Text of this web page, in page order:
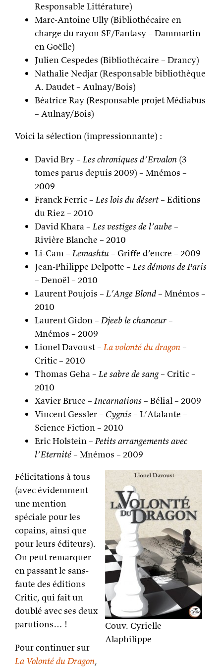
Responsable Littérature)
Marc-Antoine Ully (Bibliothécaire en
charge du rayon SF/Fantasy – Dammartin
en Goëlle)
Julien Cespedes (Bibliothécaire – Drancy)
Nathalie Nedjar (Responsable bibliothèque
A. Daudet – Aulnay/Bois)
Béatrice Ray (Responsable projet Médiabus
– Aulnay/Bois)
Voici la sélection (impressionnante) :
David Bry – Les chroniques d’Ervalon (3
tomes parus depuis 2009) – Mnémos –
2009
Franck Ferric – Les lois du désert– Editions
du Riez – 2010
David Khara – Les vestiges de l’aube–
Rivière Blanche – 2010
Li-Cam – Lemashtu – Griffe d’encre – 2009
Jean-Philippe Delpotte – Les démons de Paris
– Denoël – 2010
Laurent Poujois – L’Ange Blond– Mnémos –
2010
Laurent Gidon – Djeeb le chanceur–
Mnémos – 2009
Lionel Davoust – La volonté du dragon–
Critic – 2010
Thomas Geha – Le sabre de sang– Critic –
2010
Xavier Bruce – Incarnations– Bélial – 2009
Vincent Gessler – Cygnis– L’Atalante –
Science Fiction – 2010
Eric Holstein – Petits arrangements avec
l’Eternité– Mnémos – 2009
Couv. Cyrielle
Alaphilippe
Félicitations à tous
(avec évidemment
une mention
spéciale pour les
copains, ainsi que
pour leurs éditeurs).
On peut remarquer
en passant le sans-
faute des éditions
Critic, qui fait un
doublé avec ses deux
parutions… !
Pour continuer sur
La Volonté du Dragon,